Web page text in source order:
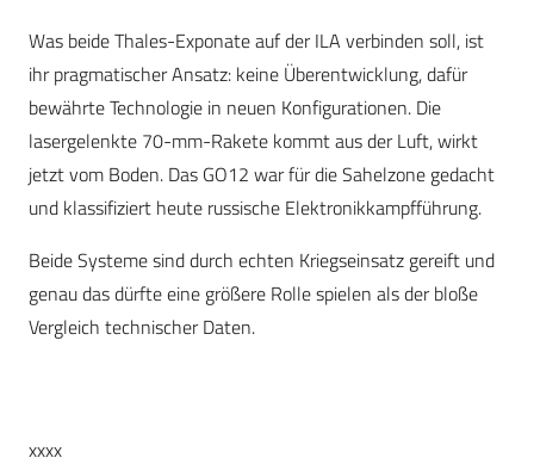
Was beide Thales-Exponate auf der ILA verbinden soll, ist
ihr pragmatischer Ansatz: keine Überentwicklung, dafür
bewährte Technologie in neuen Konfigurationen. Die
lasergelenkte 70-mm-Rakete kommt aus der Luft, wirkt
jetzt vom Boden. Das GO12 war für die Sahelzone gedacht
und klassifiziert heute russische Elektronikkampfführung.
Beide Systeme sind durch echten Kriegseinsatz gereift und
genau das dürfte eine größere Rolle spielen als der bloße
Vergleich technischer Daten.
xxxx